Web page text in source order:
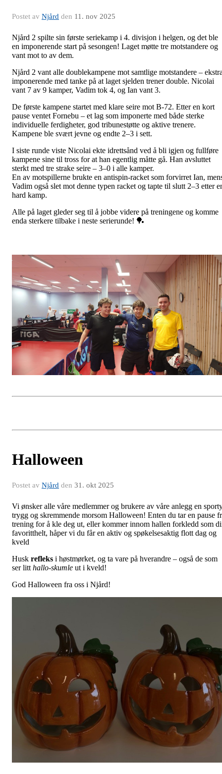
Postet av Njård den 11. nov 2025
Njård 2 spilte sin første seriekamp i 4. divisjon i helgen, og det ble
en imponerende start på sesongen! Laget møtte tre motstandere og
vant mot to av dem.
Njård 2 vant alle doublekampene mot samtlige motstandere –
imponerende med tanke på at laget sjelden trener double. Nicolai
vant 7 av 9 kamper, Vadim tok 4, og Ian vant 3.
De første kampene startet med klare seire mot B-72. Etter en kort
pause ventet Fornebu – et lag som imponerte med både sterke
individuelle ferdigheter, god tribunestøtte og aktive trenere.
Kampene ble svært jevne og endte 2–3 i sett.
I siste runde viste Nicolai ekte idrettsånd ved å bli igjen og fullføre
kampene sine til tross for at han egentlig måtte gå. Han avsluttet
sterkt med tre strake seire – 3–0 i alle kamper.
En av motspillerne brukte en antispin-racket som forvirret Ian,
Vadim også slet mot denne typen racket og tapte til slutt 2–3 etter
hard kamp.
Alle på laget gleder seg til å jobbe videre på treningene og komme
enda sterkere tilbake i neste serierunde! 🏓
Halloween
Postet av Njård den 31. okt 2025
Vi ønsker alle våre medlemmer og brukere av våre anlegg en
trygg og skremmende morsom Halloween! Enten du tar en pause
trening for å kle deg ut, eller kommer innom hallen forkledd som
favoritthelt, håper vi du får en aktiv og spøkelsesaktig flott dag og
kveld
Husk refleks i høstmørket, og ta vare på hverandre – også de som
ser litt hallo-skumle ut i kveld!
God Halloween fra oss i Njård!